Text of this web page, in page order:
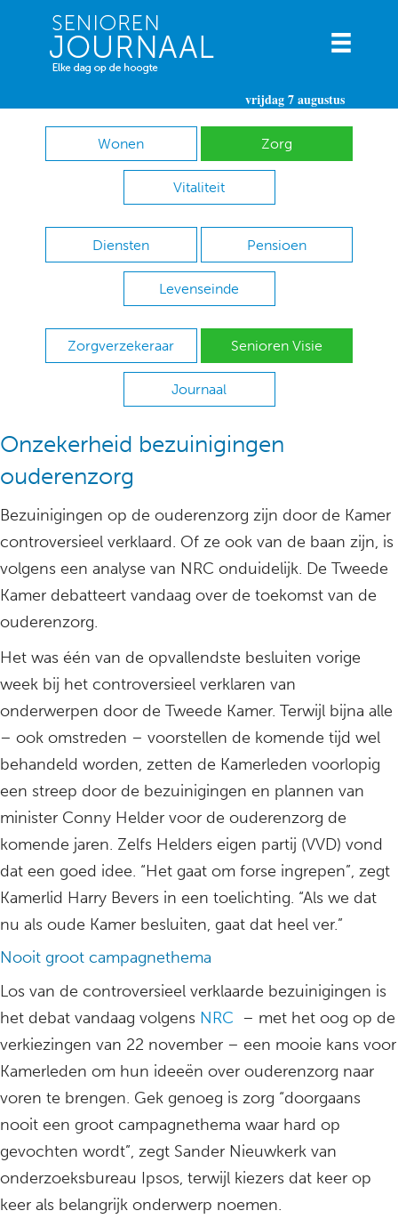
vrijdag 7 augustus
Wonen Zorg
Vitaliteit
Diensten Pensioen
Levenseinde
Zorgverzekeraar Senioren Visie
Journaal
Onzekerheid bezuinigingen
ouderenzorg
Bezuinigingen op de ouderenzorg zijn door de Kamer
controversieel verklaard. Of ze ook van de baan zijn, is
volgens een analyse van NRC onduidelijk. De Tweede
Kamer debatteert vandaag over de toekomst van de
ouderenzorg.
Het was één van de opvallendste besluiten vorige
week bij het controversieel verklaren van
onderwerpen door de Tweede Kamer. Terwijl bijna alle
– ook omstreden – voorstellen de komende tijd wel
behandeld worden, zetten de Kamerleden voorlopig
een streep door de bezuinigingen en plannen van
minister Conny Helder voor de ouderenzorg de
komende jaren. Zelfs Helders eigen partij (VVD) vond
dat een goed idee. “Het gaat om forse ingrepen”, zegt
Kamerlid Harry Bevers in een toelichting. “Als we dat
nu als oude Kamer besluiten, gaat dat heel ver.”
Nooit groot campagnethema
Los van de controversieel verklaarde bezuinigingen is
het debat vandaag volgens NRC – met het oog op de
verkiezingen van 22 november – een mooie kans voor
Kamerleden om hun ideeën over ouderenzorg naar
voren te brengen. Gek genoeg is zorg “doorgaans
nooit een groot campagnethema waar hard op
gevochten wordt”, zegt Sander Nieuwkerk van
onderzoeksbureau Ipsos, terwijl kiezers dat keer op
keer als belangrijk onderwerp noemen.